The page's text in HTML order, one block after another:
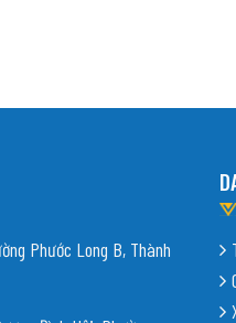
Phước Long B, Thành